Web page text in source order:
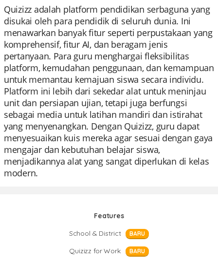
Quizizz adalah platform pendidikan serbaguna yang
disukai oleh para pendidik di seluruh dunia. Ini
menawarkan banyak fitur seperti perpustakaan yang
komprehensif, fitur AI, dan beragam jenis
pertanyaan. Para guru menghargai fleksibilitas
platform, kemudahan penggunaan, dan kemampuan
untuk memantau kemajuan siswa secara individu.
Platform ini lebih dari sekedar alat untuk meninjau
unit dan persiapan ujian, tetapi juga berfungsi
sebagai media untuk latihan mandiri dan istirahat
yang menyenangkan. Dengan Quizizz, guru dapat
menyesuaikan kuis mereka agar sesuai dengan gaya
mengajar dan kebutuhan belajar siswa,
menjadikannya alat yang sangat diperlukan di kelas
modern.
Features
School & District
BARU
Quizizz for Work BARU